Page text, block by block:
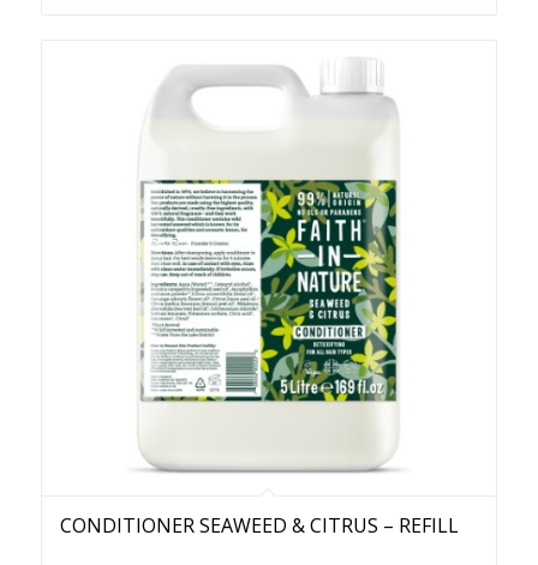
CONDITIONER SEAWEED & CITRUS – REFILL